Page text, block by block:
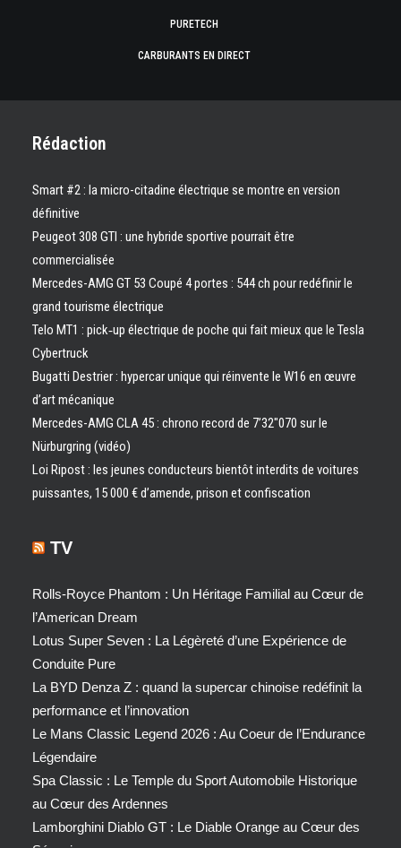
PURETECH
CARBURANTS EN DIRECT
Rédaction
Smart #2 : la micro-citadine électrique se montre en version
définitive
Peugeot 308 GTI : une hybride sportive pourrait être
commercialisée
Mercedes-AMG GT 53 Coupé 4 portes : 544 ch pour redéfinir le
grand tourisme électrique
Telo MT1 : pick‑up électrique de poche qui fait mieux que le Tesla
Cybertruck
Bugatti Destrier : hypercar unique qui réinvente le W16 en œuvre
d’art mécanique
Mercedes-AMG CLA 45 : chrono record de 7’32″070 sur le
Nürburgring (vidéo)
Loi Ripost : les jeunes conducteurs bientôt interdits de voitures
puissantes, 15 000 € d’amende, prison et confiscation
TV
Rolls-Royce Phantom : Un Héritage Familial au Cœur de
l’American Dream
Lotus Super Seven : La Légèreté d’une Expérience de
Conduite Pure
La BYD Denza Z : quand la supercar chinoise redéfinit la
performance et l’innovation
Le Mans Classic Legend 2026 : Au Coeur de l’Endurance
Légendaire
Spa Classic : Le Temple du Sport Automobile Historique
au Cœur des Ardennes
Lamborghini Diablo GT : Le Diable Orange au Cœur des